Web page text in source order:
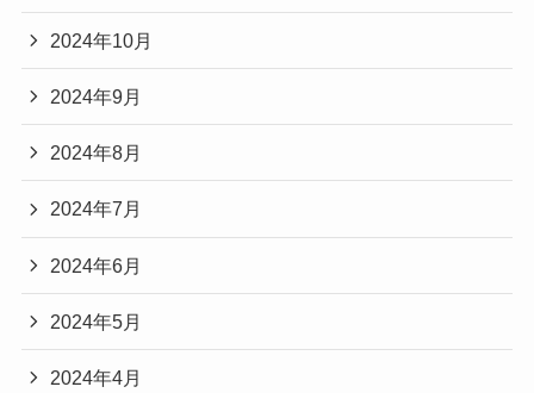
2024年10月
2024年9月
2024年8月
2024年7月
2024年6月
2024年5月
2024年4月